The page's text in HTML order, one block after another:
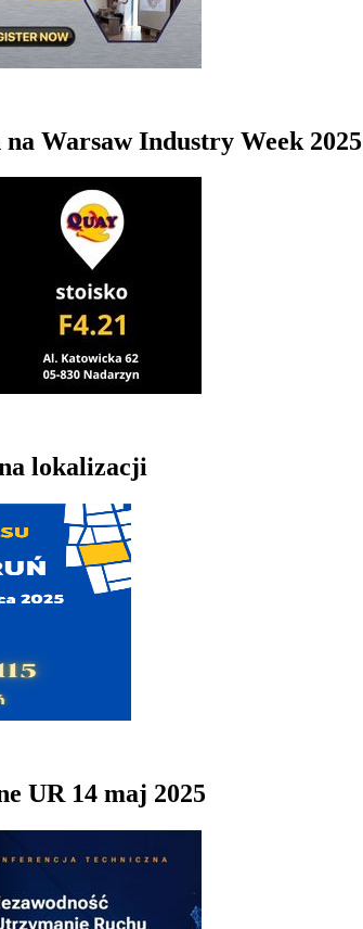
Warsaw Industry Week 2025
lokalizacji
UR 14 maj 2025